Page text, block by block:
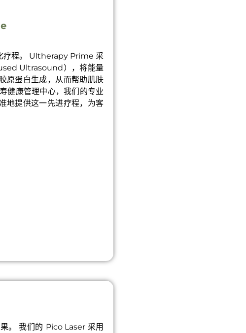
疗程。 Ultherapy Prime 采
Ultrasound），将能量
原蛋白生成，从而帮助肌肤
健康管理中心，我们的专业
地提供这一先进疗程，为客
。 我们的 Pico Laser 采用